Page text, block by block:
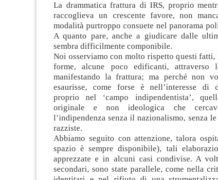
La drammatica frattura di IRS, proprio
raccoglieva un crescente favore, non
modalità purtroppo consuete nel panorama
A quanto pare, anche a giudicare dalle
sembra difficilmente componibile.
Noi osserviamo con molto rispetto questi fatti,
forme, alcune poco edificanti,
manifestando la frattura; ma perché non
esaurisse, come forse è nell’interesse di
proprio nel ‘campo indipendentista’,
originale e non ideologica che
l’indipendenza senza il nazionalismo, senza
razziste.
Abbiamo seguito con attenzione, talora
spazio è sempre disponibile), tali
apprezzate e in alcuni casi condivise. A
secondari, sono state parallele, come nella